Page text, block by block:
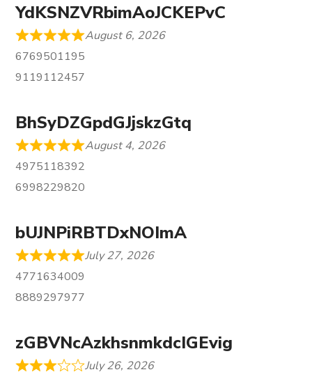
YdKSNZVRbimAoJCKEPvC
August 6, 2026
6769501195
9119112457
BhSyDZGpdGJjskzGtq
August 4, 2026
4975118392
6998229820
bUJNPiRBTDxNOImA
July 27, 2026
4771634009
8889297977
zGBVNcAzkhsnmkdcIGEvig
July 26, 2026